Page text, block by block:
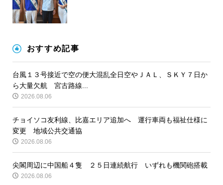
おすすめ記事
台風１３号接近で空の便大混乱全日空やＪＡＬ、ＳＫＹ７日か
ら大量欠航 宮古路線...
2026.08.06
チョイソコ友利線、比嘉エリア追加へ 運行車両も福祉仕様に
変更 地域公共交通協
2026.08.06
尖閣周辺に中国船４隻 ２５日連続航行 いずれも機関砲搭載
2026.08.06